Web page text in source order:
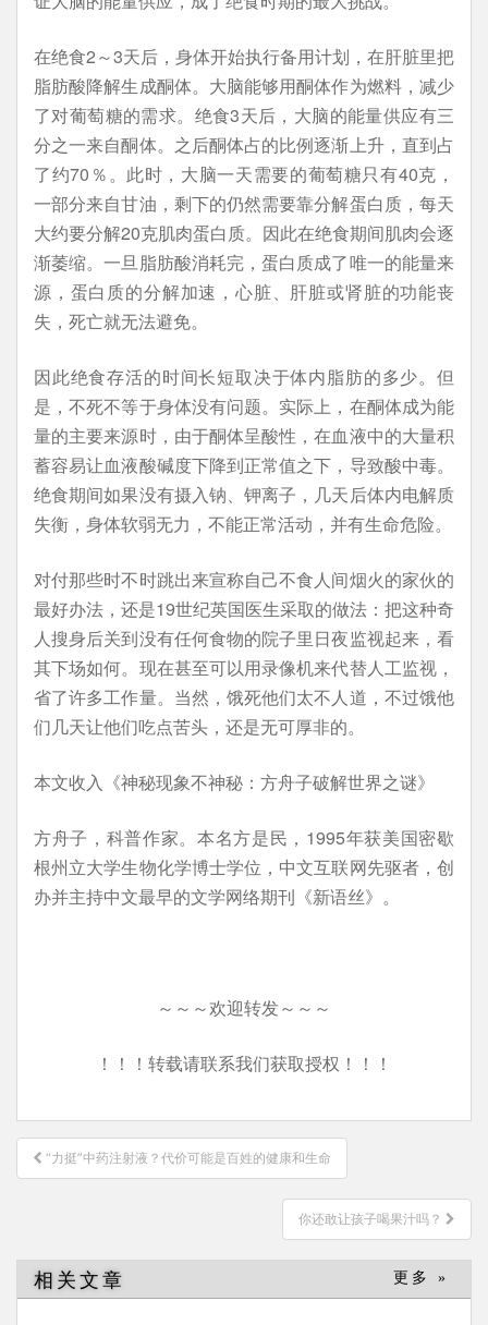
在绝食2～3天后，身体开始执行备用计划，在肝脏里把
脂肪酸降解生成酮体。大脑能够用酮体作为燃料，减少
了对葡萄糖的需求。绝食3天后，大脑的能量供应有三
分之一来自酮体。之后酮体占的比例逐渐上升，直到占
了约70％。此时，大脑一天需要的葡萄糖只有40克，
一部分来自甘油，剩下的仍然需要靠分解蛋白质，每天
大约要分解20克肌肉蛋白质。因此在绝食期间肌肉会逐
渐萎缩。一旦脂肪酸消耗完，蛋白质成了唯一的能量来
源，蛋白质的分解加速，心脏、肝脏或肾脏的功能丧
失，死亡就无法避免。
因此绝食存活的时间长短取决于体内脂肪的多少。但
是，不死不等于身体没有问题。实际上，在酮体成为能
量的主要来源时，由于酮体呈酸性，在血液中的大量积
蓄容易让血液酸碱度下降到正常值之下，导致酸中毒。
绝食期间如果没有摄入钠、钾离子，几天后体内电解质
失衡，身体软弱无力，不能正常活动，并有生命危险。
对付那些时不时跳出来宣称自己不食人间烟火的家伙的
最好办法，还是19世纪英国医生采取的做法：把这种奇
人搜身后关到没有任何食物的院子里日夜监视起来，看
其下场如何。现在甚至可以用录像机来代替人工监视，
省了许多工作量。当然，饿死他们太不人道，不过饿他
们几天让他们吃点苦头，还是无可厚非的。
本文收入《神秘现象不神秘：方舟子破解世界之谜》
方舟子，科普作家。本名方是民，1995年获美国密歇
根州立大学生物化学博士学位，中文互联网先驱者，创
办并主持中文最早的文学网络期刊《新语丝》。
～～～欢迎转发～～～
！！！转载请联系我们获取授权！！！
文
章
“力挺”中药注射液？代价可能是百姓的健康和生命
你还敢让孩子喝果汁吗？
相关文章 更多 »